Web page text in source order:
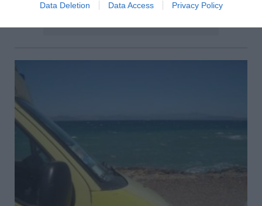
Data Deletion Data Access Privacy Policy